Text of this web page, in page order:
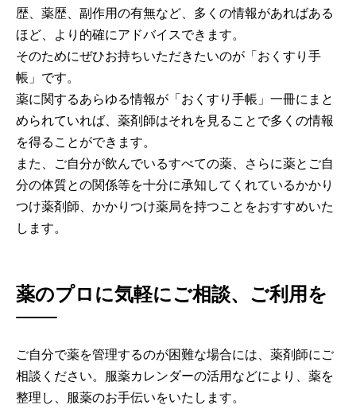
歴、薬歴、副作用の有無など、多くの情報があればある
ほど、より的確にアドバイスできます。
そのためにぜひお持ちいただきたいのが「おくすり手
帳」です。
薬に関するあらゆる情報が「おくすり手帳」一冊にまと
められていれば、薬剤師はそれを見ることで多くの情報
を得ることができます。
また、ご自分が飲んでいるすべての薬、さらに薬とご自
分の体質との関係等を十分に承知してくれているかかり
つけ薬剤師、かかりつけ薬局を持つことをおすすめいた
します。
薬のプロに気軽にご相談、ご利用を
ご自分で薬を管理するのが困難な場合には、薬剤師にご
相談ください。服薬カレンダーの活用などにより、薬を
整理し、服薬のお手伝いをいたします。